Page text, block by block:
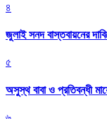
৪
জুলাই সনদ বাস্তবায়নের
৫
অসুস্থ বাবা ও প্রতিবন্ধী